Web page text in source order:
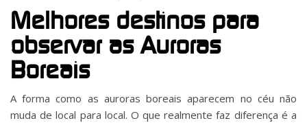
Melhores destinos para
observar as Auroras
Boreais
A forma como as auroras boreais aparecem no céu não
muda de local para local. O que realmente faz diferença é a